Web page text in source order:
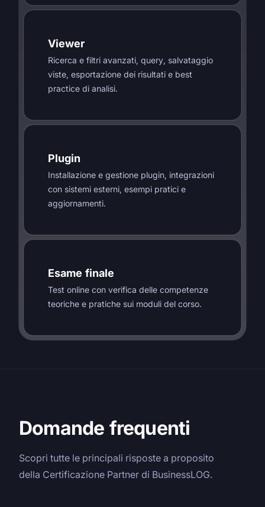
Viewer
Ricerca e filtri avanzati, query, salvataggio
viste, esportazione dei risultati e best
practice di analisi.
Plugin
Installazione e gestione plugin, integrazioni
con sistemi esterni, esempi pratici e
aggiornamenti.
Esame finale
Test online con verifica delle competenze
teoriche e pratiche sui moduli del corso.
Domande frequenti
Scopri tutte le principali risposte a proposito
della Certificazione Partner di BusinessLOG.